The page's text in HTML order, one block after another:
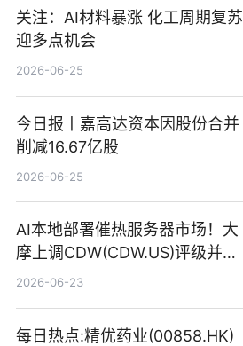
关注：AI材料暴涨 化工周期复苏
迎多点机会
2026-06-25
今日报丨嘉高达资本因股份合并
削减16.67亿股
2026-06-25
AI本地部署催热服务器市场！大
摩上调CDW(CDW.US)评级并看
高IBM(IBM.US)戴尔(DELL.US)
2026-06-23
每日热点:精优药业(00858.HK)